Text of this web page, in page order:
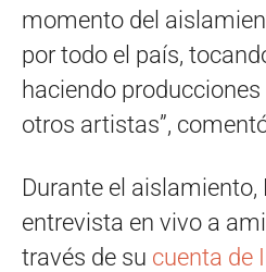
momento del
por todo el país,
haciendo
otros artistas”,
Durante el
entrevista en vivo a
través de su cuenta de